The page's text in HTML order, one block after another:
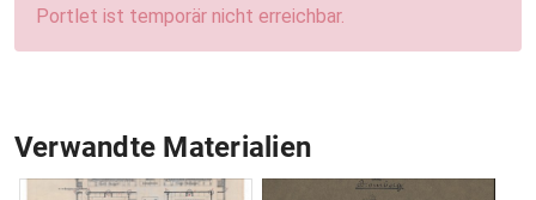
Portlet ist temporär nicht erreichbar.
Verwandte Materialien